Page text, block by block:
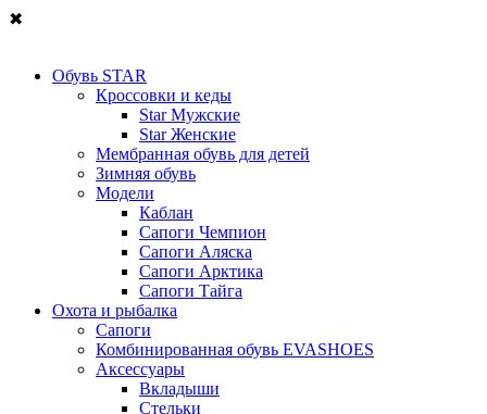
✖
Обувь STAR
Кроссовки и кеды
Star Мужские
Star Женские
Мембранная обувь для детей
Зимняя обувь
Модели
Каблан
Сапоги Чемпион
Сапоги Аляска
Сапоги Арктика
Сапоги Тайга
Охота и рыбалка
Сапоги
Комбинированная обувь EVASHOES
Аксессуары
Вкладыши
Стельки